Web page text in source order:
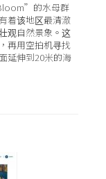
的水母群
着该地区最清澈
观自然景象。这
再用空拍机寻找
延伸到20米的海